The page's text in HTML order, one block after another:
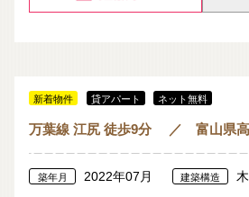
新着物件 貸アパート ネット無料
万葉線 江尻 徒歩9分 ／ 富山県高
築年月 2022年07月 建築構造